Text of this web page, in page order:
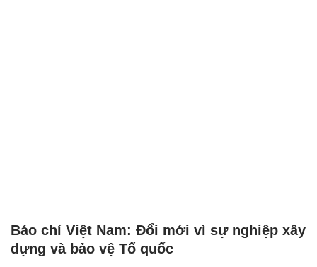
Báo chí Việt Nam: Đổi mới vì sự nghiệp xây
dựng và bảo vệ Tổ quốc